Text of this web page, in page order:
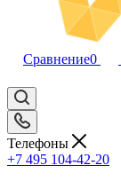
Сравнение0
Телефоны
+7 495 104-42-20